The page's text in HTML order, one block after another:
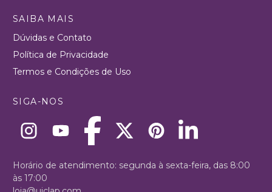
SAIBA MAIS
Dúvidas e Contato
Política de Privacidade
Termos e Condições de Uso
SIGA-NOS
Horário de atendimento: segunda à sexta-feira, das 8:00
às 17:00